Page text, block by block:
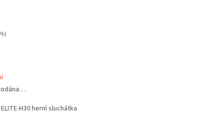
ELITE-H30 herní sluchátka